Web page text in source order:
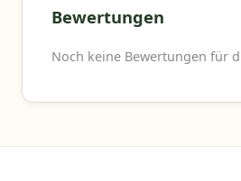
Bewertungen
Noch keine Bewertungen für